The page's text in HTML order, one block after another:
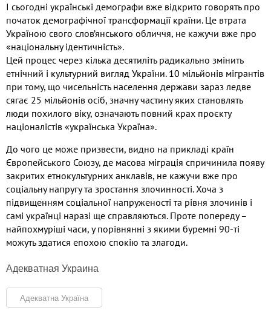
І сьогодні українські демографи вже відкрито говорять про
початок демографічної трансформації країни. Це втрата
Україною свого слов’янського обличчя, не кажучи вже про
«національну ідентичність».
Цей процес через кілька десятиліть радикально змінить
етнічний і культурний вигляд України. 10 мільйонів мігрантів
при тому, що чисельність населення держави зараз ледве
сягає 25 мільйонів осіб, значну частину яких становлять
люди похилого віку, означають повний крах проєкту
націоналістів «українська Україна».
До чого це може призвести, видно на прикладі країн
Європейського Союзу, де масова міграція спричинила появу
закритих етнокультурних анклавів, не кажучи вже про
соціальну напругу та зростання злочинності.Хоча з
підвищенням соціальної напруженості та рівня злочинів і
самі українці наразі ще справляються. Проте попереду –
найпохмуріші часи, у порівнянні з якими буремні 90-ті
можуть здатися епохою спокію та злагоди.
Адекватная Украина
Адекватна Україна